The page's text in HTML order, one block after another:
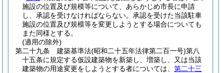
施設の位置及び規模等について、あらかじめ市長に申請
し、承認を受けなければならない。 承認を受けた当該駐車
施設の位置及び規模等を変更しようとする場合についても
また同様とする。
(適用の除外)
第二十九条
建築基準法(昭和二十五年法律第二百一号)第八
十五条に規定する仮設建築物を新築し、増築し、又は当該
建築物の用途変更をしようとする者については、 第二十三